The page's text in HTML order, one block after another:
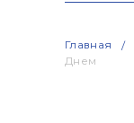
Главная
Днем